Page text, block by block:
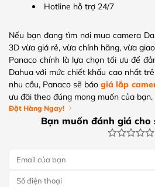
Hotline hỗ trợ 24/7
Nếu bạn đang tìm nơi mua camera
3D vừa giá rẻ, vừa chính hãng, vừa
Panaco chính là lựa chọn tối ưu để
Dahua với mức chiết khấu cao nhất
nhu cầu, Panaco sẽ báogiá lắp
ưu đãi theo đúng mong muốn của bạn.
Đặt Hàng Ngay!
Bạn muốn đánh giá cho